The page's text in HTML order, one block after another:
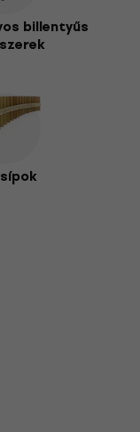
kalauzol
billentyűs